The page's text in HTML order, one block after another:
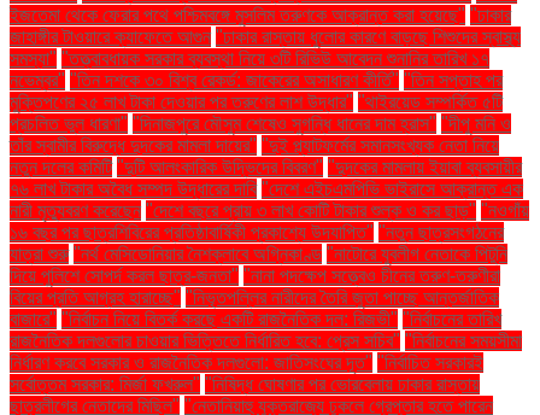
ইজতেমা থেকে ফেরার পথে পশ্চিমবঙ্গে মুসলিম তরুণকে আক্রান্ত করা হয়েছে" "ঢাকার
জাহাঙ্গীর টাওয়ারে ক্যাফেতে আগুন "ঢাকার রাস্তায় ধুলোর কারণে বাড়ছে শিশুদের স্বাস্থ্য
সমস্যা" "তত্ত্বাবধায়ক সরকার ব্যবস্থা নিয়ে ৩টি রিভিউ আবেদন শুনানির তারিখ ১৭
নভেম্বর" "তিন দশকে ৩০ বিশ্ব রেকর্ড: জাকেরের অসাধারণ কীর্তি" "তিন সপ্তাহ পর
মুক্তিপণের ২৫ লাখ টাকা দেওয়ার পর তরুণের লাশ উদ্ধার" "থাইরয়েড সম্পর্কিত ৫টি
প্রচলিত ভুল ধারণা" "দিনাজপুরে মৌসুম শেষেও সুগন্ধি ধানের দাম হ্রাস" "দীপু মনি ও
তাঁর স্বামীর বিরুদ্ধে দুদকের মামলা দায়ের" "দুই প্ল্যাটফর্মের সমানসংখ্যক নেতা নিয়ে
নতুন দলের কমিটি "দুটি আলংকারিক উদ্ভিদের বিবরণ" "দুদকের মামলায় ইয়াবা ব্যবসায়ীর
৭৬ লাখ টাকার অবৈধ সম্পদ উদ্ধারের দাবি "দেশে এইচএমপিভি ভাইরাসে আক্রান্ত এক
নারী মৃত্যুবরণ করেছেন "দেশে বছরে প্রায় ৩ লাখ কোটি টাকার শুল্ক ও কর ছাড়" "নওগাঁয়
১৬ বছর পর ছাত্রশিবিরের প্রতিষ্ঠাবার্ষিকী প্রকাশ্যে উদযাপিত" "নতুন ছাত্রসংগঠনের
যাত্রা শুরু "নর্থ মেসিডোনিয়ার নৈশক্লাবে অগ্নিকাণ্ড "নাটোরে যুবলীগ নেতাকে পিটুনি
দিয়ে পুলিশে সোপর্দ করল ছাত্র-জনতা" "নানা পদক্ষেপ সত্ত্বেও চীনের তরুণ-তরুণীরা
বিয়ের প্রতি আগ্রহ হারাচ্ছে" "নিভৃতপল্লির নারীদের তৈরি জুতা পাচ্ছে আন্তর্জাতিক
বাজারে" "নির্বাচন নিয়ে বিতর্ক করছে একটি রাজনৈতিক দল: রিজভী" "নির্বাচনের তারিখ
রাজনৈতিক দলগুলোর চাওয়ার ভিত্তিতে নির্ধারিত হবে: প্রেস সচিব" "নির্বাচনের সময়সীমা
নির্ধারণ করবে সরকার ও রাজনৈতিক দলগুলো: জাতিসংঘের দূত" "নির্বাচিত সরকারই
সর্বোত্তম সরকার: মির্জা ফখরুল" "নিষিদ্ধ ঘোষণার পর ভোরবেলায় ঢাকার রাস্তায়
ছাত্রলীগের নেতাদের মিছিল" "নেতানিয়াহু যুক্তরাজ্যে ঢুকলে গ্রেপ্তার হতে পারেন